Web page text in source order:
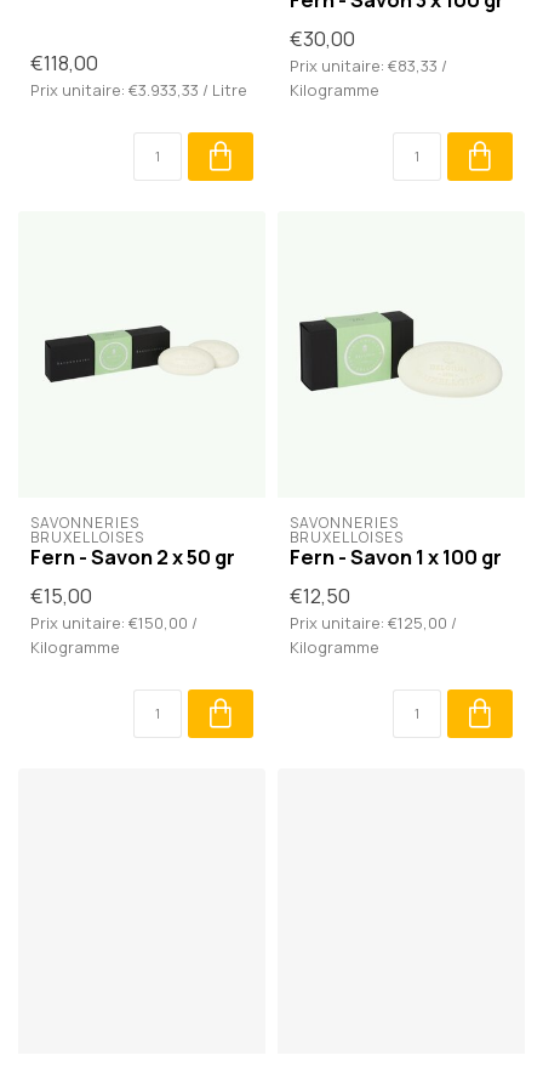
€118,00
Prix unitaire: €3.933,33 / Litre
€30,00
Prix unitaire: €83,33 /
Kilogramme
SAVONNERIES
BRUXELLOISES
Fern - Savon 2 x 50 gr
€15,00
Prix unitaire: €150,00 /
Kilogramme
SAVONNERIES
BRUXELLOISES
Fern - Savon 1 x 100 gr
€12,50
Prix unitaire: €125,00 /
Kilogramme